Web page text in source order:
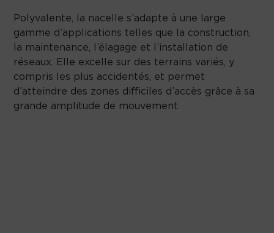
Polyvalente, la nacelle s’adapte à une large
gamme d’applications telles que la construction,
la maintenance, l’élagage et l’installation de
réseaux. Elle excelle sur des terrains variés, y
compris les plus accidentés, et permet
d’atteindre des zones difficiles d’accès grâce à sa
grande amplitude de mouvement.